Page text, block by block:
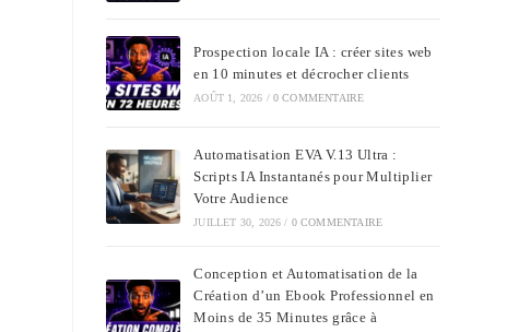
Prospection locale IA : créer sites web
en 10 minutes et décrocher clients
AOÛT 1, 2026 / 0 COMMENTAIRE
Automatisation EVA V.13 Ultra :
Scripts IA Instantanés pour Multiplier
Votre Audience
JUILLET 30, 2026 / 0 COMMENTAIRE
Conception et Automatisation de la
Création d’un Ebook Professionnel en
Moins de 35 Minutes grâce à